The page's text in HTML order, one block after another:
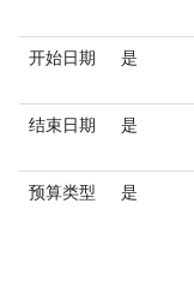
开始日期 是
结束日期 是
预算类型 是